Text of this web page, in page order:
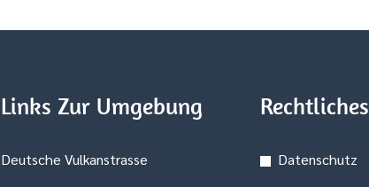
Links Zur Umgebung
Deutsche Vulkanstrasse
Rechtliches
Datenschutz